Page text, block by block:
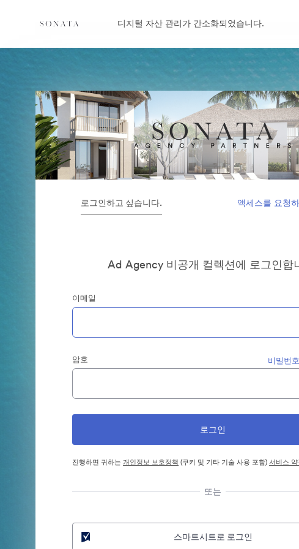
디지털 자산 관리가 간소화되었습니다.
로그인하고 싶습니다. 액세스를 요청
Ad Agency 비공개 컬렉션에 로그인합
이메일
암호 비밀번
진행하면 귀하는개인정보 보호정책 (쿠키 및 기타 기술 사용 포함)서비스
또는
스마트시트로 로그인